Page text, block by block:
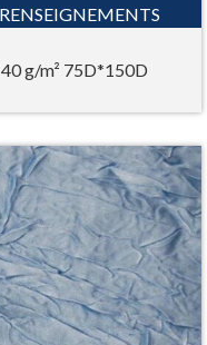
RENSEIGNEMENTS
g/m² 75D*150D